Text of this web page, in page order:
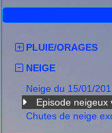
PLUIE/ORAGES
NEIGE
Neige du 15/01/
Episode
Chutes de neige